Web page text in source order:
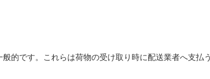
的です。これらは荷物の受け取り時に配送業者へ支払